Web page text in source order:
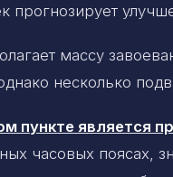
прогнозирует
массу
несколько
пункте является
часовых поясах,